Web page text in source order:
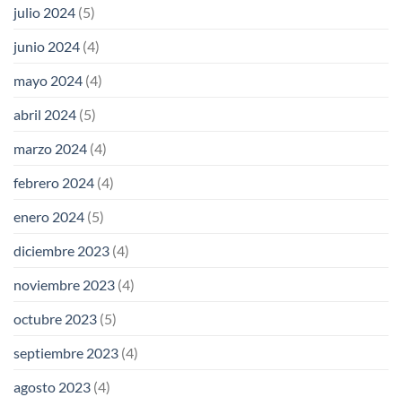
julio 2024 (5)
junio 2024 (4)
mayo 2024 (4)
abril 2024 (5)
marzo 2024 (4)
febrero 2024 (4)
enero 2024 (5)
diciembre 2023 (4)
noviembre 2023 (4)
octubre 2023 (5)
septiembre 2023 (4)
agosto 2023 (4)